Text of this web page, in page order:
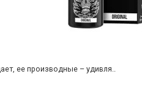
ее производные – удивля..